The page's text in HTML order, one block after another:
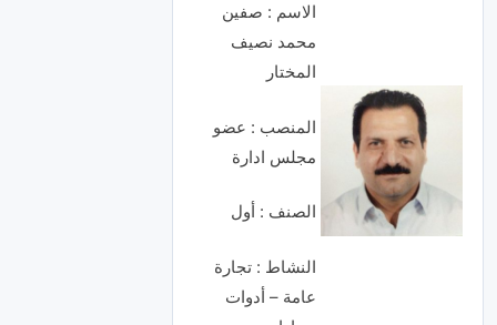
الاسم : صفين
محمد نصيف
المختار
المنصب : عضو
مجلس ادارة
الصنف : أول
النشاط : تجارة
عامة – أدوات